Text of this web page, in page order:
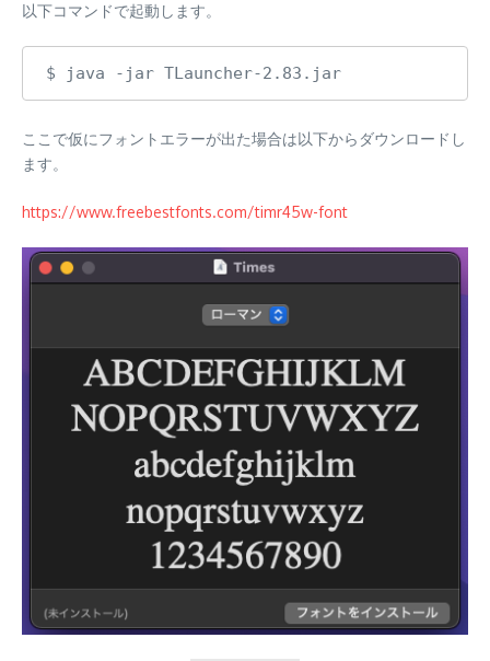
以下コマンドで起動します。
$ java -jar TLauncher-2.83.jar
ここで仮にフォントエラーが出た場合は以下からダウンロードし
ます。
https://www.freebestfonts.com/timr45w-font